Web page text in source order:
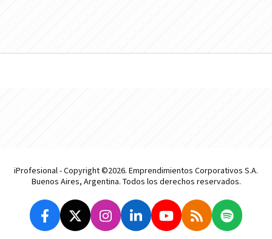
iProfesional - Copyright ©2026. Emprendimientos Corporativos S.A.
Buenos Aires, Argentina. Todos los derechos reservados.